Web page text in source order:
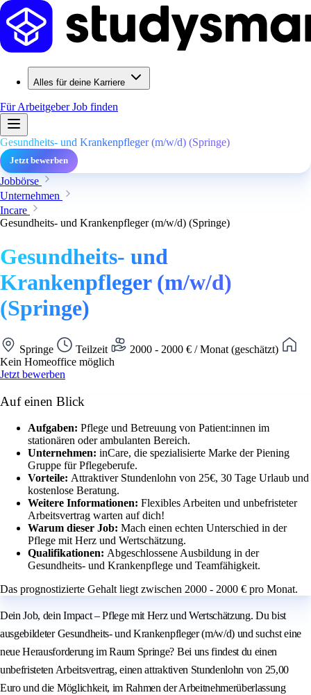
Alles für deine Karriere
Für ArbeitgeberJob finden
Gesundheits- und Krankenpfleger (m/w/d) (Springe)
Jetzt bewerben
Jobbörse
Unternehmen
Incare
Gesundheits- und Krankenpfleger (m/w/d) (Springe)
Gesundheits- und
Krankenpfleger (m/w/d)
(Springe)
Springe Teilzeit
2000 - 2000 € / Monat (geschätzt)
Kein Homeoffice möglich
Jetzt bewerben
Auf einen Blick
Aufgaben: Pflege und Betreuung von Patient:innen im
stationären oder ambulanten Bereich.
Unternehmen: inCare, die spezialisierte Marke der Piening
Gruppe für Pflegeberufe.
Vorteile: Attraktiver Stundenlohn von 25€, 30 Tage Urlaub und
kostenlose Beratung.
Weitere Informationen: Flexibles Arbeiten und unbefristeter
Arbeitsvertrag warten auf dich!
Warum dieser Job: Mach einen echten Unterschied in der
Pflege mit Herz und Wertschätzung.
Qualifikationen: Abgeschlossene Ausbildung in der
Gesundheits- und Krankenpflege und Teamfähigkeit.
Das prognostizierte Gehalt liegt zwischen 2000 - 2000 € pro Monat.
Dein Job, dein Impact – Pflege mit Herz und Wertschätzung. Du bist
ausgebildeter Gesundheits- und Krankenpfleger (m/w/d) und suchst eine
neue Herausforderung im Raum Springe? Bei uns findest du einen
unbefristeten Arbeitsvertrag, einen attraktiven Stundenlohn von 25,00
Euro und die Möglichkeit, im Rahmen der Arbeitnehmerüberlassung